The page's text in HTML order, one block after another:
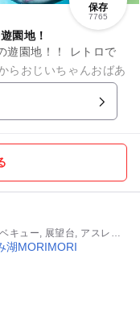
保存
7765
園地！
遊園地！！ レトロで
らおじいちゃんおばあ
からでも
キュー, 展望台, アスレチ